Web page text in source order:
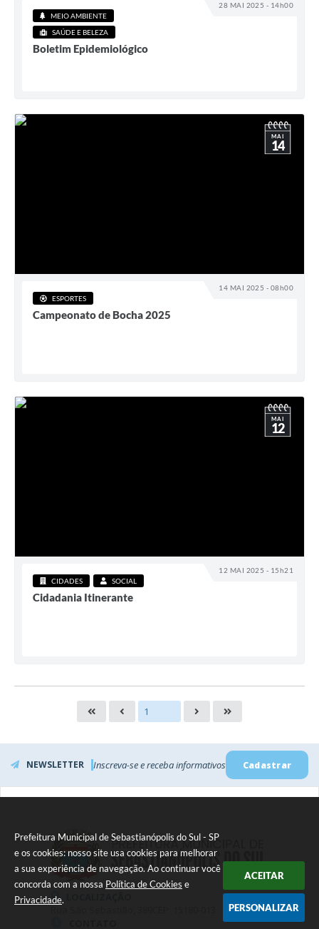
Prefeitura Municipal de Sebastianópolis do Sul - SP
e os cookies: nosso site usa cookies para melhorar
a sua experiência de navegação. Ao continuar você
concorda com a nossa Política de Cookies e
Privacidade.
ACEITAR
PERSONALIZAR
28 MAI 2025 - 14h00
MEIO AMBIENTE
SAÚDE E BELEZA
Boletim Epidemiológico
14 MAI 2025 - 08h00
MAI
14
ESPORTES
Campeonato de Bocha 2025
12 MAI 2025 - 15h21
MAI
12
CIDADES SOCIAL
Cidadania Itinerante
NEWSLETTER Inscreva-se e receba informativos Cadastrar